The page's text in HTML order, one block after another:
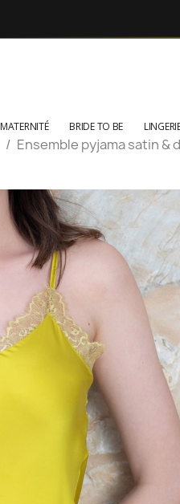
MATERNITÉ BRIDE TO BE
Ensemble pyjama satin &